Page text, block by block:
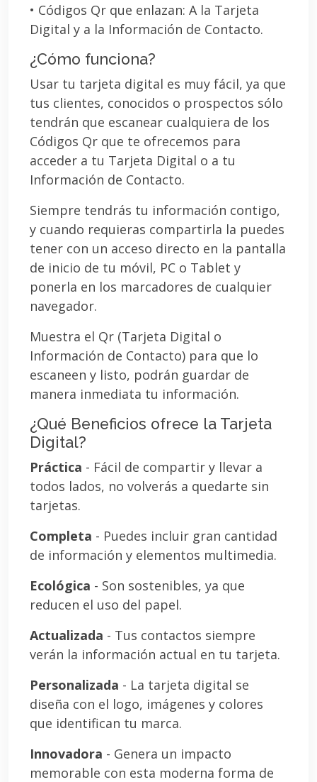
• Códigos Qr que enlazan: A la Tarjeta
Digital y a la Información de Contacto.
¿Cómo funciona?
Usar tu tarjeta digital es muy fácil, ya que
tus clientes, conocidos o prospectos sólo
tendrán que escanear cualquiera de los
Códigos Qr que te ofrecemos para
acceder a tu Tarjeta Digital o a tu
Información de Contacto.
Siempre tendrás tu información contigo,
y cuando requieras compartirla la puedes
tener con un acceso directo en la pantalla
de inicio de tu móvil, PC o Tablet y
ponerla en los marcadores de cualquier
navegador.
Muestra el Qr (Tarjeta Digital o
Información de Contacto) para que lo
escaneen y listo, podrán guardar de
manera inmediata tu información.
¿Qué Beneficios ofrece la Tarjeta
Digital?
Práctica - Fácil de compartir y llevar a
todos lados, no volverás a quedarte sin
tarjetas.
Completa - Puedes incluir gran cantidad
de información y elementos multimedia.
Ecológica - Son sostenibles, ya que
reducen el uso del papel.
Actualizada - Tus contactos siempre
verán la información actual en tu tarjeta.
Personalizada - La tarjeta digital se
diseña con el logo, imágenes y colores
que identifican tu marca.
Innovadora - Genera un impacto
memorable con esta moderna forma de